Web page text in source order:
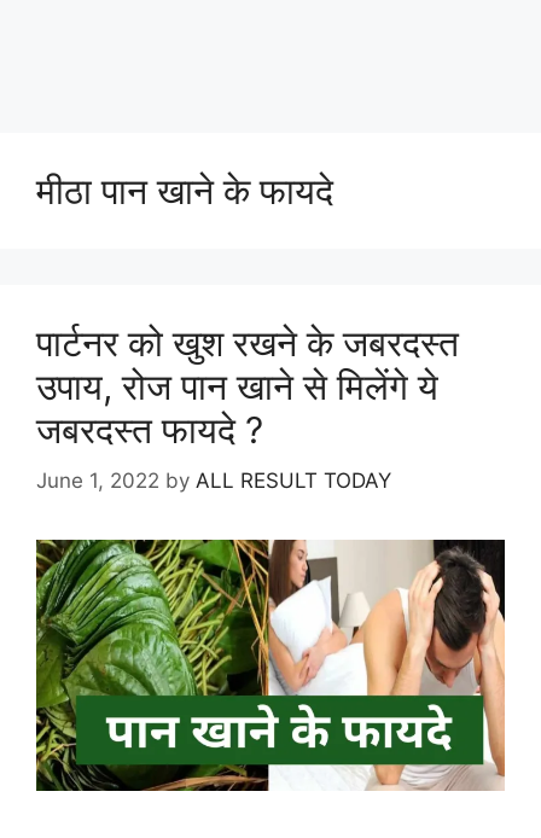
मीठा पान खाने के फायदे
पार्टनर को खुश रखने के जबरदस्त
उपाय, रोज पान खाने से मिलेंगे ये
जबरदस्त फायदे ?
June 1, 2022 by ALL RESULT TODAY